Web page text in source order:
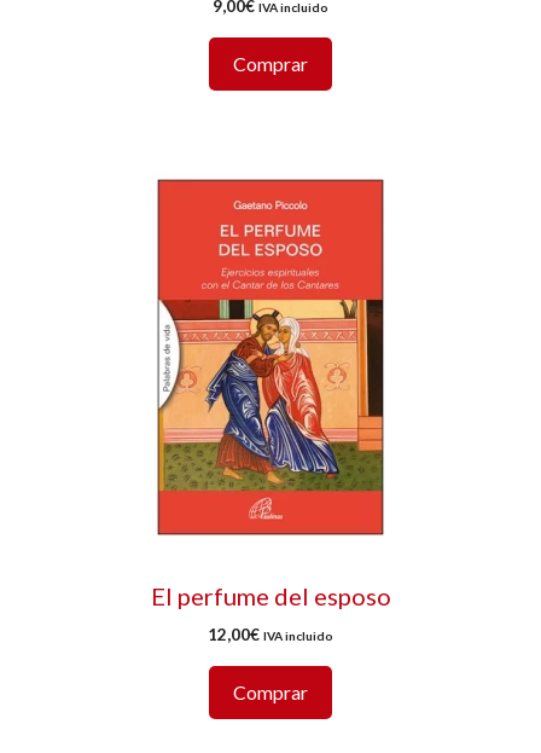
9,00€ IVA incluido
Comprar
El perfume del esposo
12,00€ IVA incluido
Comprar